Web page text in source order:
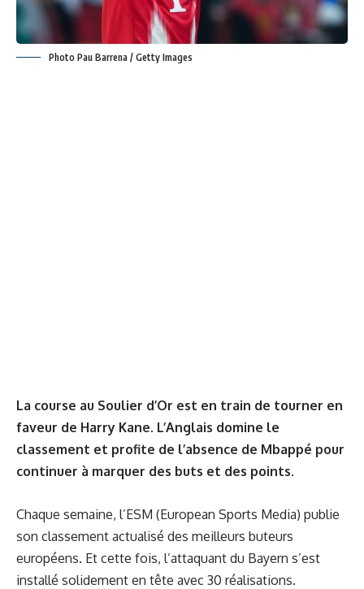
Photo Pau Barrena / Getty Images
La course au Soulier d’Or est en train de tourner en
faveur de Harry Kane. L’Anglais domine le
classement et profite de l’absence de Mbappé pour
continuer à marquer des buts et des points.
Chaque semaine, l’ESM (European Sports Media) publie
son classement actualisé des meilleurs buteurs
européens. Et cette fois, l’attaquant du Bayern s’est
installé solidement en tête avec 30 réalisations.